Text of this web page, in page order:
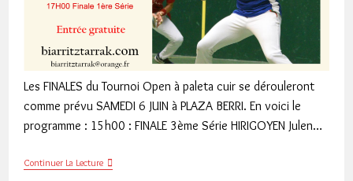
Les FINALES du Tournoi Open à paleta cuir se dérouleront
comme prévu SAMEDI 6 JUIN à PLAZA BERRI. En voici le
programme : 15h00 : FINALE 3ème Série HIRIGOYEN Julen…
Continuer La LectureFINALES